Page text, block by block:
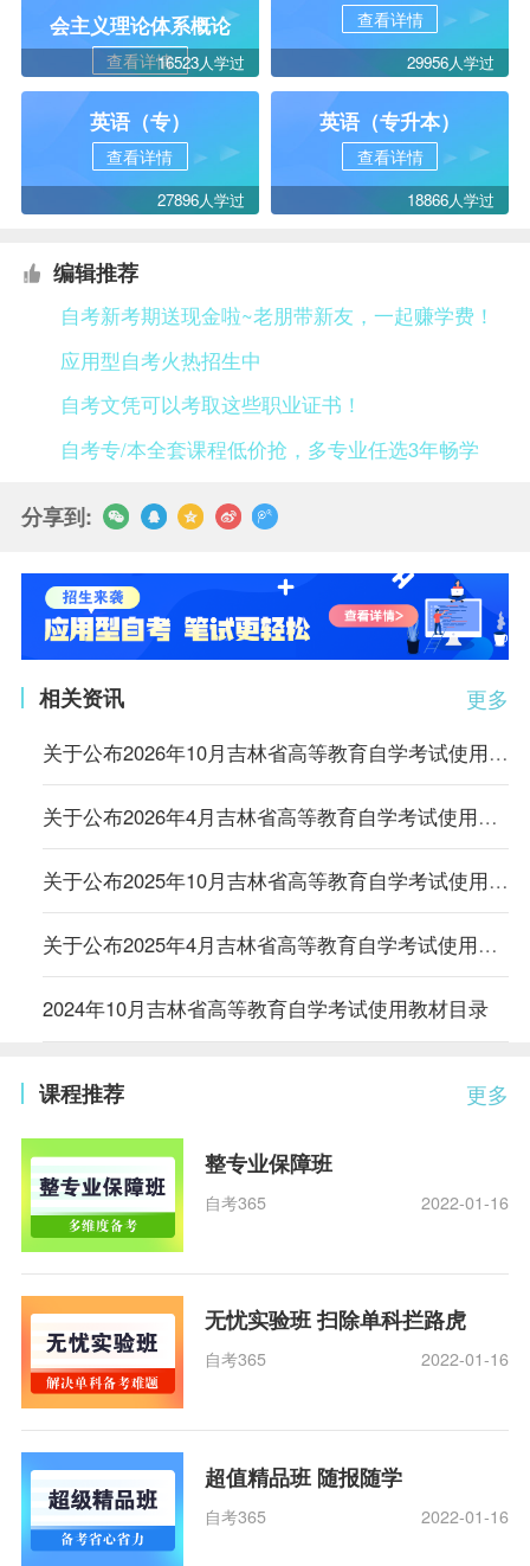
会主义理论体系概论
查看详情16523人学过
查看详情
29956人学过
英语（专）
查看详情
27896人学过
英语（专升本）
查看详情
18866人学过
编辑推荐
自考新考期送现金啦~老朋带新友，一起赚学费！
应用型自考火热招生中
自考文凭可以考取这些职业证书！
自考专/本全套课程低价抢，多专业任选3年畅学
分享到:
更多
相关资讯
关于公布2026年10月吉林省高等教育自学考试使用教材目录的通知
关于公布2026年4月吉林省高等教育自学考试使用教材目录的通知
关于公布2025年10月吉林省高等教育自学考试使用教材目录的通知
关于公布2025年4月吉林省高等教育自学考试使用教材目录的通知
2024年10月吉林省高等教育自学考试使用教材目录
更多
课程推荐
整专业保障班
自考365 2022-01-16
无忧实验班 扫除单科拦路虎
自考365 2022-01-16
超值精品班 随报随学
自考365 2022-01-16